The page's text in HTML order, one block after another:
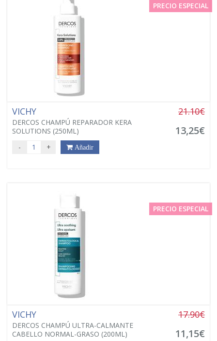
PRECIO ESPECIAL
VICHY
DERCOS CHAMPÚ REPARADOR KERA
SOLUTIONS (250ML)
21.10€
13,25€
- + Añadir
PRECIO ESPECIAL
VICHY
DERCOS CHAMPÚ ULTRA-CALMANTE
CABELLO NORMAL-GRASO (200ML)
17.90€
11,15€